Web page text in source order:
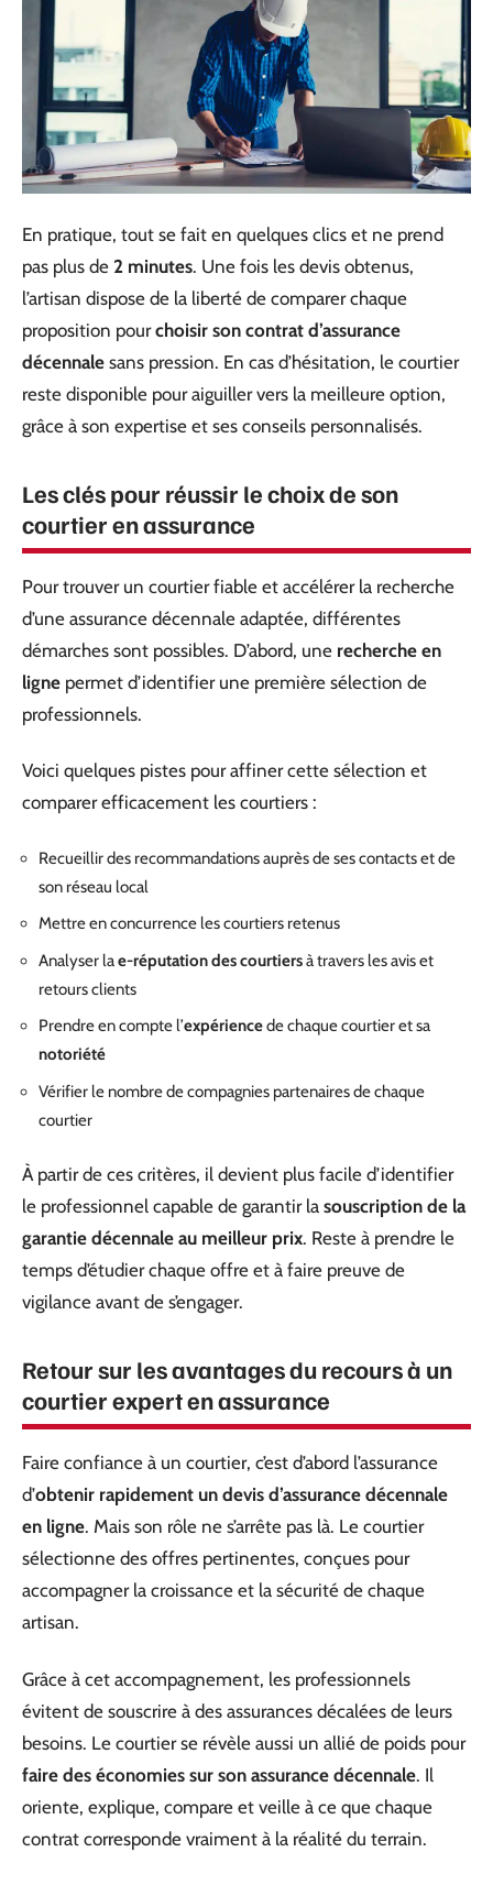
En pratique, tout se fait en quelques clics et ne prend
pas plus de 2 minutes. Une fois les devis obtenus,
l’artisan dispose de la liberté de comparer chaque
proposition pourchoisir son contrat d’assurance
décennale sans pression. En cas d’hésitation, le courtier
reste disponible pour aiguiller vers la meilleure option,
grâce à son expertise et ses conseils personnalisés.
Les clés pour réussir le choix de son
courtier en assurance
Pour trouver un courtier fiable et accélérer la recherche
d’une assurance décennale adaptée, différentes
démarches sont possibles. D’abord, une recherche en
ligne permet d’identifier une première sélection de
professionnels.
Voici quelques pistes pour affiner cette sélection et
comparer efficacement les courtiers :
Recueillir des recommandations auprès de ses contacts et de
son réseau local
Mettre en concurrence les courtiers retenus
Analyser lae-réputation des courtiersà travers les avis et
retours clients
Prendre en compte l’expériencede chaque courtier et sa
notoriété
Vérifier le nombre de compagnies partenaires de chaque
courtier
À partir de ces critères, il devient plus facile d’identifier
le professionnel capable de garantir la souscription de la
garantie décennale au meilleur prix. Reste à prendre le
temps d’étudier chaque offre et à faire preuve de
vigilance avant de s’engager.
Retour sur les avantages du recours à un
courtier expert en assurance
Faire confiance à un courtier, c’est d’abord l’assurance
d’obtenir rapidement un devis d’assurance décennale
en ligne. Mais son rôle ne s’arrête pas là. Le courtier
sélectionne des offres pertinentes, conçues pour
accompagner la croissance et la sécurité de chaque
artisan.
Grâce à cet accompagnement, les professionnels
évitent de souscrire à des assurances décalées de leurs
besoins. Le courtier se révèle aussi un allié de poids pour
faire des économies sur son assurance décennale. Il
oriente, explique, compare et veille à ce que chaque
contrat corresponde vraiment à la réalité du terrain.